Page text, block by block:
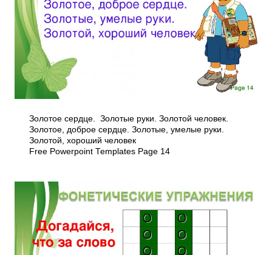
Золотое сердце. Золотые руки. Золотой человек.
Золотое, доброе сердце. Золотые, умелые руки.
Золотой, хороший человек
Free Powerpoint Templates Page 14